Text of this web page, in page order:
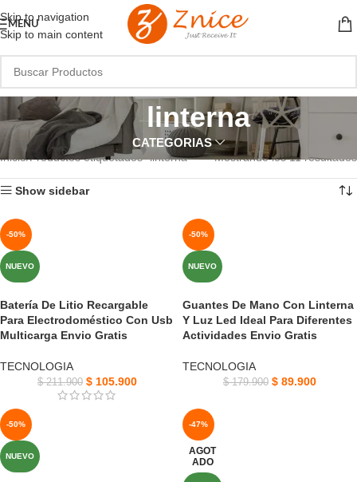
Skip to navigation
Skip to main content
MENU
linterna
CATEGORIAS
Inicio Productos etiquetados “linterna” Mostrando los 11 resultados
Show sidebar
-50%
NUEVO
Batería De Litio Recargable
Para Electrodoméstico Con Usb
Multicarga Envio Gratis
TECNOLOGIA
$211.900 $ 105.900
-50%
NUEVO
Guantes De Mano Con Linterna
Y Luz Led Ideal Para Diferentes
Actividades Envio Gratis
TECNOLOGIA
$179.900 $ 89.900
-50%
NUEVO
-47%
AGOT
ADO